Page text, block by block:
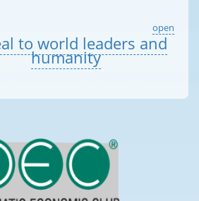
open
to world leaders and
humanity